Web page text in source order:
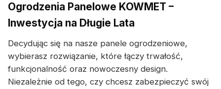
Ogrodzenia Panelowe KOWMET –
Inwestycja na Długie Lata
Decydując się na nasze panele ogrodzeniowe,
wybierasz rozwiązanie, które łączy trwałość,
funkcjonalność oraz nowoczesny design.
Niezależnie od tego, czy chcesz zabezpieczyć swój